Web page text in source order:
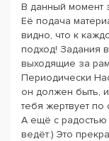
В данный момент
Её подача
видно, что к
подход! Задания
выходящие за
Периодически
он должен быть,
тебя жертвует
А ещё с
ведёт:) Это